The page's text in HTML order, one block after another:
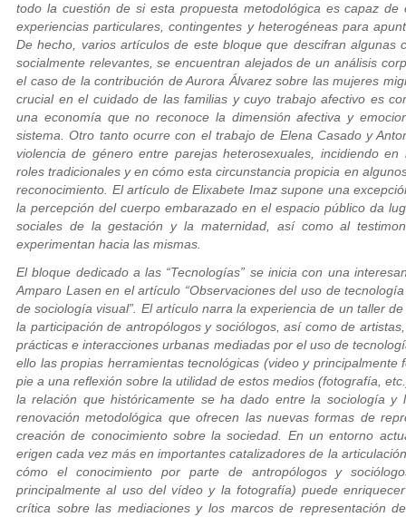
todo la cuestión de si esta propuesta metodológica es capaz
experiencias particulares, contingentes y heterogéneas para
De hecho, varios artículos de este bloque que descifran algunas
socialmente relevantes, se encuentran alejados de un análisis
el caso de la contribución de Aurora Álvarez sobre las mujeres
crucial en el cuidado de las familias y cuyo trabajo afectivo es
una economía que no reconoce la dimensión afectiva y
sistema. Otro tanto ocurre con el trabajo de Elena Casado y
violencia de género entre parejas heterosexuales, incidiendo
roles tradicionales y en cómo esta circunstancia propicia en
reconocimiento. El artículo de Elixabete Imaz supone una
la percepción del cuerpo embarazado en el espacio público da
sociales de la gestación y la maternidad, así como al
experimentan hacia las mismas.
El bloque dedicado a las “Tecnologías” se inicia con una
Amparo Lasen en el artículo “Observaciones del uso de
de sociología visual”. El artículo narra la experiencia de un taller
la participación de antropólogos y sociólogos, así como de
prácticas e interacciones urbanas mediadas por el uso de
ello las propias herramientas tecnológicas (video y
pie a una reflexión sobre la utilidad de estos medios (fotografía,
la relación que históricamente se ha dado entre la sociología y
renovación metodológica que ofrecen las nuevas formas de
creación de conocimiento sobre la sociedad. En un entorno
erigen cada vez más en importantes catalizadores de la
cómo el conocimiento por parte de antropólogos y
principalmente al uso del vídeo y la fotografía) puede
crítica sobre las mediaciones y los marcos de representación